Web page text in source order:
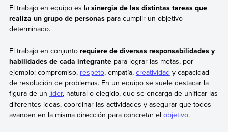
El trabajo en equipo es lasinergia de las distintas tareas que
realiza un grupo de personaspara cumplir un objetivo
determinado.
El trabajo en conjuntorequiere de diversas responsabilidades y
habilidades de cada integrantepara lograr las metas, por
ejemplo: compromiso, respeto, empatía, creatividad y capacidad
de resolución de problemas. En un equipo se suele destacar la
figura de un líder, natural o elegido, que se encarga de unificar las
diferentes ideas, coordinar las actividades y asegurar que todos
avancen en la misma dirección para concretar el objetivo.